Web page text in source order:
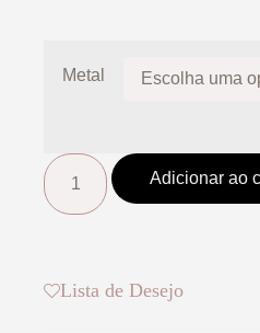
Metal
Adicionar ao
Lista de Desejo